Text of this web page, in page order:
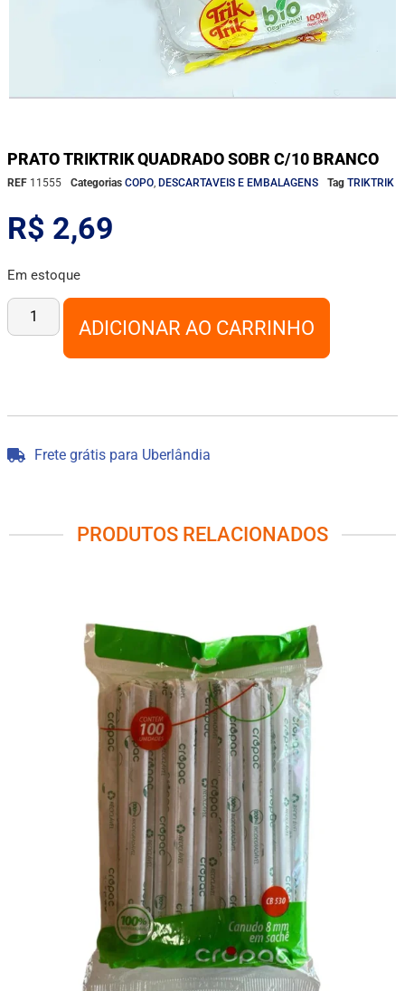
PRATO TRIKTRIK QUADRADO SOBR C/10 BRANCO
REF 11555 Categorias COPO DESCARTAVEIS E EMBALAGENS Tag TRIKTRIK
R$ 2,69
Em estoque
ADICIONAR AO CARRINHO
Frete grátis para Uberlândia
PRODUTOS RELACIONADOS